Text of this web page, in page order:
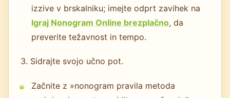
izzive v brskalniku; imejte odprt zavihek na
Igraj Nonogram Online brezplačno, da
preverite težavnost in tempo.
Sidrajte svojo učno pot.
Začnite z »nonogram pravila metoda